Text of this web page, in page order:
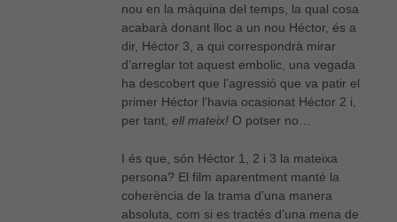
nou en la màquina del temps, la qual cosa
acabarà donant lloc a un nou Héctor, és a
dir, Héctor 3, a qui correspondrà mirar
d’arreglar tot aquest embolic, una vegada
ha descobert que l’agressió que va patir el
primer Héctor l’havia ocasionat Héctor 2 i,
per tant,ell mateix! O potser no…
I és que, són Héctor 1, 2 i 3 la mateixa
persona? El film aparentment manté la
coherència de la trama d’una manera
absoluta, com si es tractés d’una mena de
Necessàries
Aquestes
cookies no
són